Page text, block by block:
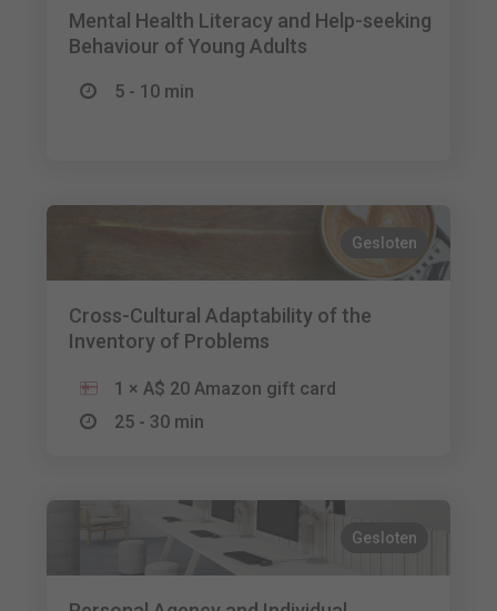
Mental Health Literacy and Help-seeking
Behaviour of Young Adults
5 - 10 min
Gesloten
Cross-Cultural Adaptability of the
Inventory of Problems
1 × A$ 20 Amazon gift card
25 - 30 min
Gesloten